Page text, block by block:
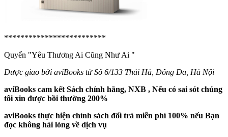
*************************
Quyển "Yêu Thương Ai Cũng Như Ai "
Được giao bởi aviBooks từ Số 6/133 Thái Hà, Đống Đa, Hà Nội
aviBooks cam kết Sách chính hãng, NXB , Nếu có sai sót chúng
tôi xin được bồi thường 200%
aviBooks thực hiện chính sách đổi trả miễn phí 100% nếu Bạn
đọc không hài lòng về dịch vụ